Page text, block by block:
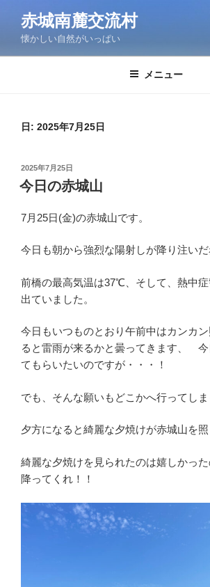
ン
赤城南麓交流村
懐かしい自然がいっぱい
メニュー
日: 2025年7月25日
投
稿
日:
2025年7月25日
今日の赤城山
7月25日(金)の赤城山です。
今日も朝から強烈な陽射しが降り注いだ
前橋の最高気温は37℃、そして、熱中
出ていました。
今日もいつものとおり午前中はカンカ
ると雷雨が来るかと曇ってきます、 今
てもらいたいのですが・・・！
でも、そんな願いもどこかへ行ってしま
夕方になると綺麗な夕焼けが赤城山を照
綺麗な夕焼けを見られたのは嬉しかっ
降ってくれ！！